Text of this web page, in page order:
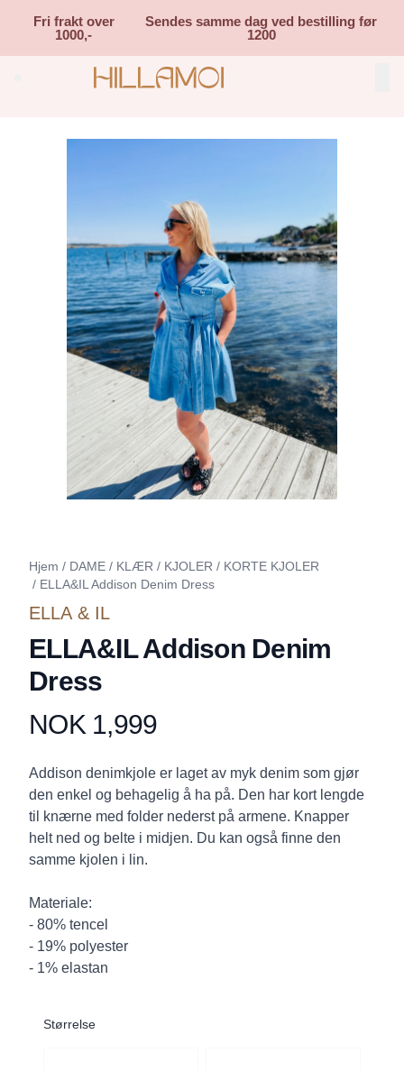
Fri frakt over
1000,-
Sendes samme dag ved bestilling før
1200
Search (⌘K)
Hjem / DAME / KLÆR / KJOLER / KORTE KJOLER
/ ELLA&IL Addison Denim Dress
ELLA & IL
ELLA&IL Addison Denim
Dress
Produktdetaljer
NOK 1,999
Description
Addison denimkjole er laget av myk denim som gjør
den enkel og behagelig å ha på. Den har kort lengde
til knærne med folder nederst på armene. Knapper
helt ned og belte i midjen. Du kan også finne den
samme kjolen i lin.
Materiale:
- 80% tencel
- 19% polyester
- 1% elastan
Størrelse